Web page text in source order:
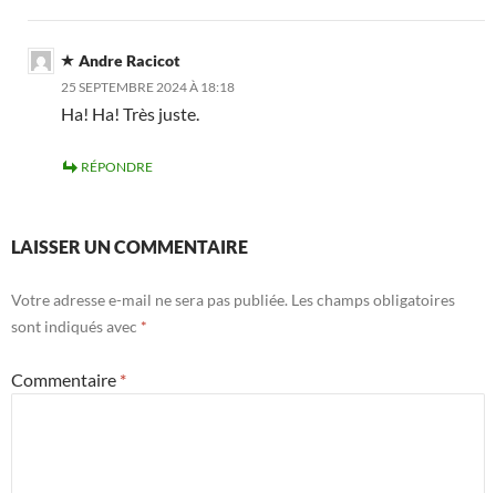
Andre Racicot
25 SEPTEMBRE 2024 À 18:18
Ha! Ha! Très juste.
RÉPONDRE
LAISSER UN COMMENTAIRE
Votre adresse e-mail ne sera pas publiée. Les champs obligatoires
sont indiqués avec *
Commentaire *